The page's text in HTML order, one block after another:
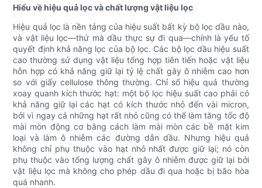
Hiểu về hiệu quả lọc và chất lượng vật liệu lọc
Hiệu quả lọc là nền tảng của hiệu suất bất kỳ bộ lọc dầu nào,
và vật liệu lọc—thứ mà dầu thực sự đi qua—chính là yếu tố
quyết định khả năng lọc của bộ lọc. Các bộ lọc dầu hiệu suất
cao thường sử dụng vật liệu tổng hợp tiên tiến hoặc vật liệu
hỗn hợp có khả năng giữ lại tỷ lệ chất gây ô nhiễm cao hơn
so với giấy cellulose thông thường. Chỉ số hiệu quả thường
xoay quanh kích thước hạt: một bộ lọc hiệu suất cao phải có
khả năng giữ lại các hạt có kích thước nhỏ đến vài micron,
bởi vì ngay cả những hạt rất nhỏ cũng có thể làm tăng tốc độ
mài mòn động cơ bằng cách làm mài mòn các bề mặt kim
loại và làm ô nhiễm các đường dẫn dầu. Nhưng hiệu quả
không chỉ phụ thuộc vào hạt nhỏ nhất được giữ lại; nó còn
phụ thuộc vào tổng lượng chất gây ô nhiễm được giữ lại bởi
vật liệu lọc mà không cho phép dầu đi qua hoặc bị bão hòa
quá nhanh.